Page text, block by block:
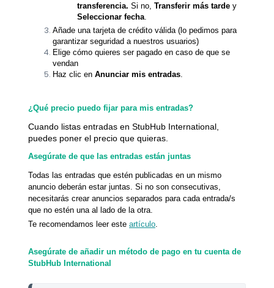
transferencia. Si no, Transferir más tarde y
Seleccionar fecha.
Añade una tarjeta de crédito válida (lo pedimos para
garantizar seguridad a nuestros usuarios)
Elige cómo quieres ser pagado en caso de que se
vendan
Haz clic en Anunciar mis entradas.
¿Qué precio puedo fijar para mis entradas?
Cuando listas entradas en StubHub International,
puedes poner el precio que quieras.
Asegúrate de que las entradas están juntas
Todas las entradas que estén publicadas en un mismo
anuncio deberán estar juntas. Si no son consecutivas,
necesitarás crear anuncios separados para cada entrada/s
que no estén una al lado de la otra.
Te recomendamos leer este artículo.
Asegúrate de añadir un método de pago en tu cuenta de
StubHub International